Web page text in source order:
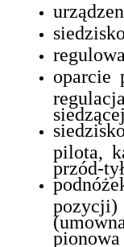
oparcie
pilota,
przód-
pozycji)